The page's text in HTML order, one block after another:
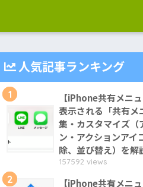
人気記事ランキング
1
【iPhone共有メニ
表示される「共有メ
集・カスタマイズ（
ン・アクションアイ
除、並び替え）を解
157592 views
2
【iPhone共有メニ